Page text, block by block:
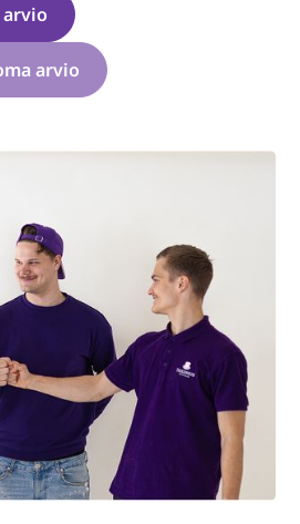
arvio